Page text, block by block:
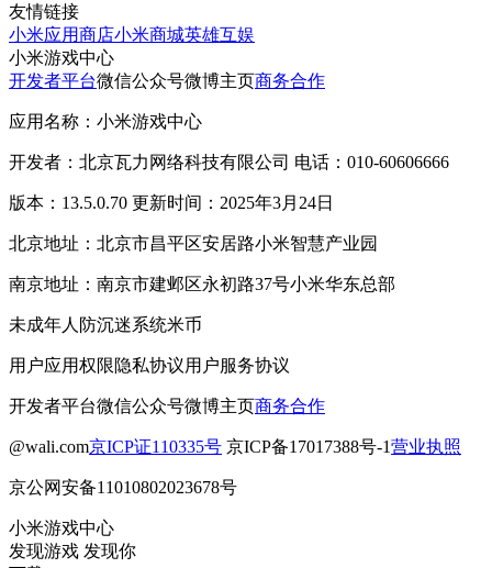
友情链接
小米应用商店小米商城英雄互娱
小米游戏中心
开发者平台微信公众号微博主页商务合作
应用名称：小米游戏中心
开发者：北京瓦力网络科技有限公司 电话：010-60606666
版本：13.5.0.70 更新时间：2025年3月24日
北京地址：北京市昌平区安居路小米智慧产业园
南京地址：南京市建邺区永初路37号小米华东总部
未成年人防沉迷系统米币
用户应用权限隐私协议用户服务协议
开发者平台微信公众号微博主页商务合作
@wali.com京ICP证110335号 京ICP备17017388号-1营业执照
京公网安备11010802023678号
小米游戏中心
发现游戏 发现你